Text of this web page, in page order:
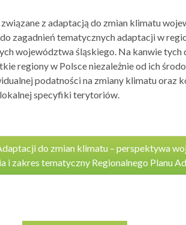
z adaptacją do zmian klimatu
zagadnień tematycznych adaptacji w
województwa śląskiego. Na kanwie
regiony w Polsce niezależnie od ich
podatności na zmiany klimatu oraz
specyfiki terytoriów.
do zmian klimatu – perspektywa
i zakres tematyczny Regionalnego Planu